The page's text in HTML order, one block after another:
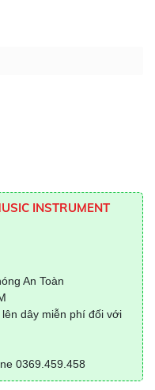
INSTRUMENT
An Toàn
dây miễn phí đối với
0369.459.458